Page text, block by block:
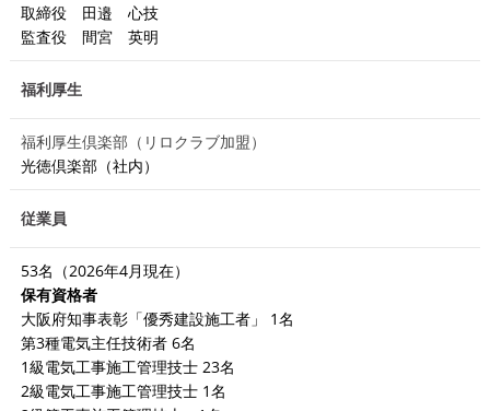
取締役 田邉 心技
監査役 間宮 英明
福利厚生
福利厚生倶楽部（リロクラブ加盟）
光徳倶楽部（社内）
従業員
53名（2026年4月現在）
保有資格者
大阪府知事表彰「優秀建設施工者」 1名
第3種電気主任技術者 6名
1級電気工事施工管理技士 23名
2級電気工事施工管理技士 1名